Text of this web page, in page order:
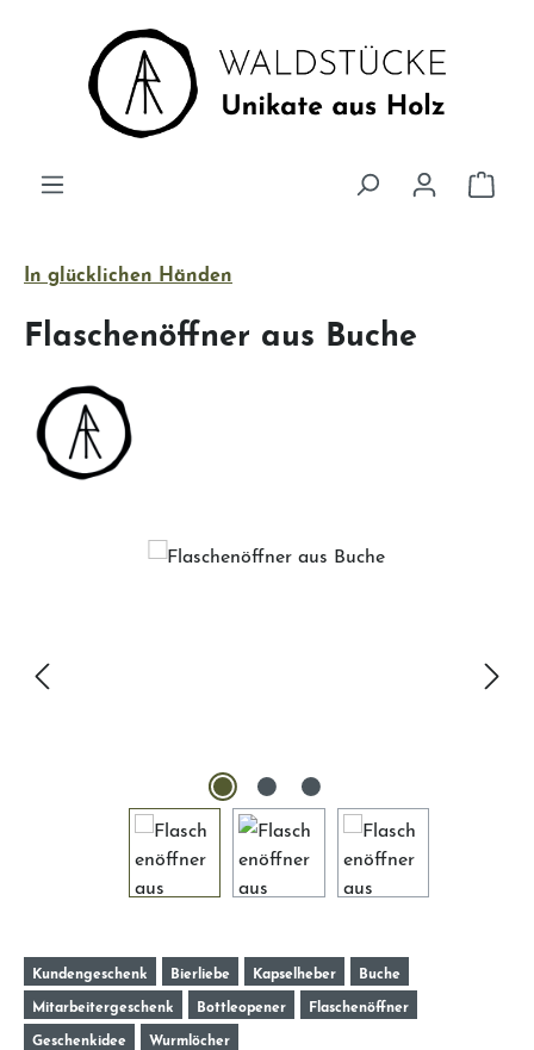
Zum Hauptinhalt springen
In glücklichen Händen
Flaschenöffner aus Buche
Bildergalerie überspringen
Kundengeschenk Bierliebe Kapselheber
Buche
Mitarbeitergeschenk
Bottleopener
Flaschenöffner
Geschenkidee
Wurmlöcher